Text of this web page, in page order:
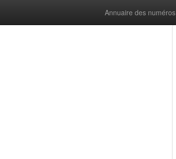
Annuaire des numéros